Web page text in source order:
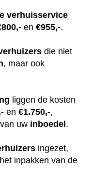
verhuisservice
en €955,-.
die niet
, maar ook
liggen de kosten
en €1.750,-,
van uw inboedel .
ingezet,
inpakken van de